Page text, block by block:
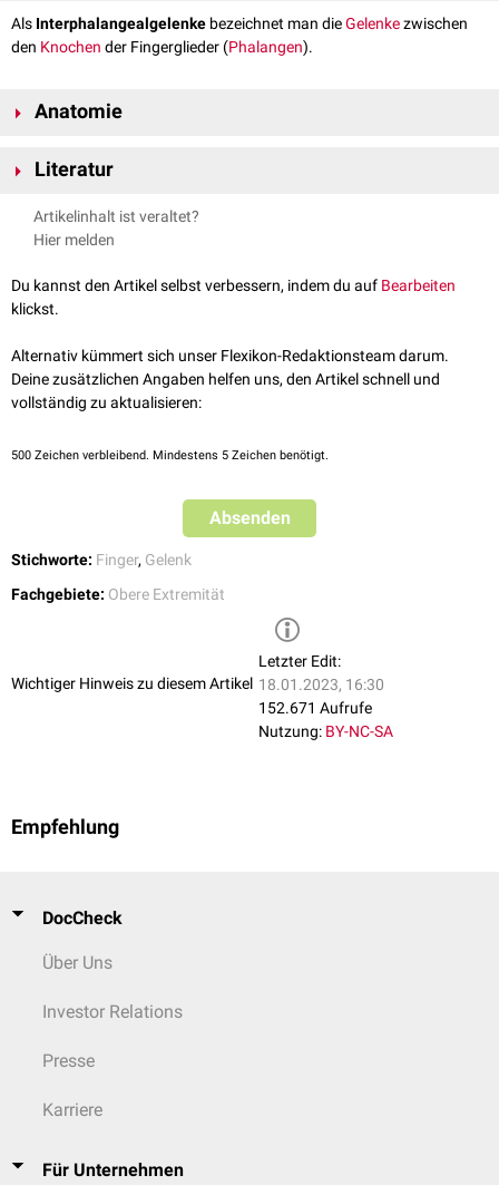
Als Interphalangealgelenke bezeichnet man dieGelenkezwischen
den Knochen der Fingerglieder (Phalangen).
Anatomie
Die
Finger(Digiti) II-V bestehen aus 3 Phalangen, deshalb gibt es
Articulatio interphalangealis proximalis
Articulatio interphalangealis distalis
Der Daumen (Digitus I) besitzt nur ein Interphalangealgelenk, da er nur
eine proximale und eine distale Phalanx aufweist.
Bänder
Die Gelenkkapsel ist durch folgendeBänderverstärkt:
Ligamenta collateralia(Kollateralbänder)
Ligamenta phalangoglenoidalia
Aponeurosis dorsalis digitorum manus(Dorsalaponeurose der
Literatur
Anderhuber et al., Waldeyer - Anatomie des Menschen: Lehrbuch und
Atlas in einem Band (De Gruyter Studium) (19th totaly rev. ed.), De
Hirt et al., Anatomie und Biomechanik der Hand (4. vollständig
überarbeitete Auflage), Thieme Verlag, 2021
Artikelinhalt ist veraltet?
Hier melden
Du kannst den Artikel selbst verbessern, indem du auf Bearbeiten
klickst.
Alternativ kümmert sich unser Flexikon-Redaktionsteam darum.
Deine zusätzlichen Angaben helfen uns, den Artikel schnell und
vollständig zu aktualisieren:
500 Zeichen verbleibend. Mindestens 5 Zeichen benötigt.
Absenden
Stichworte: Finger, Gelenk
Fachgebiete: Obere Extremität
Wichtiger Hinweis zu diesem Artikel
Letzter Edit:
18.01.2023, 16:30
152.671 Aufrufe
Nutzung: BY-NC-SA
Empfehlung
DocCheck
Über Uns
Investor Relations
Presse
Karriere
Für Unternehmen